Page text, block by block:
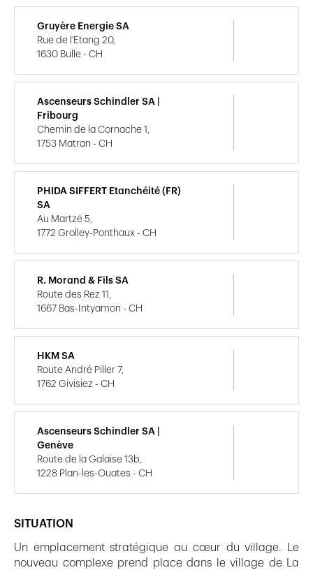
SITUATION
Un emplacement stratégique au cœur du village. Le
nouveau complexe prend place dans le village de La
Gruyère Energie SA
Rue de l'Etang 20,
1630 Bulle - CH
Ascenseurs Schindler SA |
Fribourg
Chemin de la Cornache 1,
1753 Matran - CH
PHIDA SIFFERT Etanchéité (FR)
SA
Au Martzé 5,
1772 Grolley-Ponthaux - CH
R. Morand & Fils SA
Route des Rez 11,
1667 Bas-Intyamon - CH
HKM SA
Route André Piller 7,
1762 Givisiez - CH
Ascenseurs Schindler SA |
Genève
Route de la Galaise 13b,
1228 Plan-les-Ouates - CH